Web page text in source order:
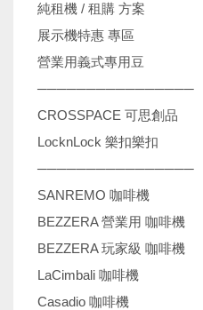
純租機 / 租購 方案
展示機特惠 專區
營業用義式專用豆
────────────────
CROSSPACE 可思創品
LocknLock 樂扣樂扣
────────────────
SANREMO 咖啡機
BEZZERA 營業用 咖啡機
BEZZERA 玩家級 咖啡機
LaCimbali 咖啡機
Casadio 咖啡機